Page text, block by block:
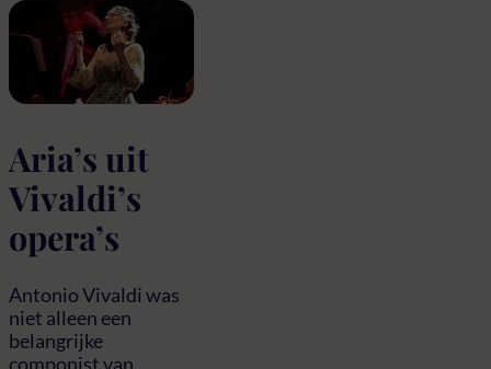
Aria’s uit
Vivaldi’s
opera’s
Antonio Vivaldi was
niet alleen een
belangrijke
componist van